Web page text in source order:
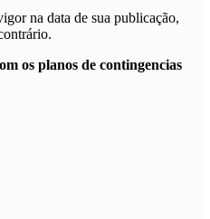
na data de sua publicação,
os planos de contingencias